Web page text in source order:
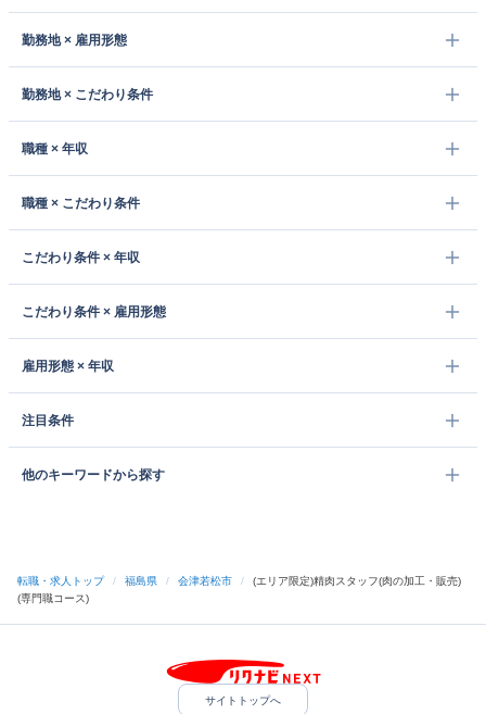
勤務地 × 雇用形態
勤務地 × こだわり条件
職種 × 年収
職種 × こだわり条件
こだわり条件 × 年収
こだわり条件 × 雇用形態
雇用形態 × 年収
注目条件
他のキーワードから探す
転職・求人トップ / 福島県 / 会津若松市 /
(エリア限定)精肉スタッフ(肉の加工・販売)
(専門職コース)
サイトトップへ